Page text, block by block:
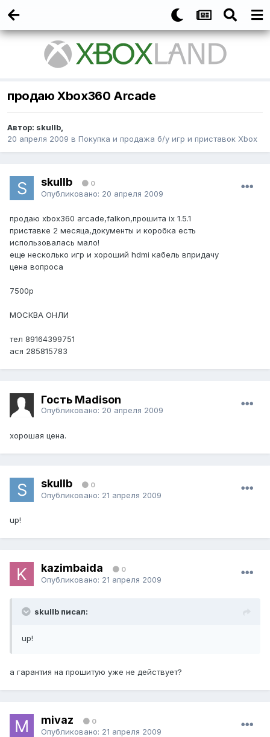
продаю Xbox360 Arcade
Автор: skullb,
20 апреля 2009 в Покупка и продажа б/у игр и приставок Xbox
skullb 0
Опубликовано: 20 апреля 2009
продаю xbox360 arcade,falkon,прошита ix 1.5.1
приставке 2 месяца,документы и коробка есть
использовалась мало!
еще несколько игр и хороший hdmi кабель впридачу
цена вопроса
7500р
МОСКВА ОНЛИ
тел 89164399751
ася 285815783
Гость Madison
Опубликовано: 20 апреля 2009
хорошая цена.
skullb 0
Опубликовано: 21 апреля 2009
up!
kazimbaida 0
Опубликовано: 21 апреля 2009
skullb писал:
up!
а гарантия на прошитую уже не действует?
mivaz 0
Опубликовано: 21 апреля 2009